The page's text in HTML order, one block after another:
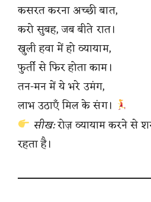
कसरत करना अच्छी बात,
करो सुबह, जब बीते रात।
खुली हवा में हो व्यायाम,
फुर्ती से फिर होता काम।
तन-मन में ये भरे उमंग,
लाभ उठाएँ मिल के संग।
सीख:रोज़ व्यायाम करने से
रहता है।